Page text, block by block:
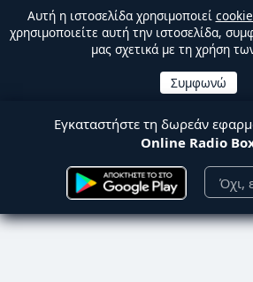
Αυτή η ιστοσελίδα χρησιμοποιεί
χρησιμοποιείτε αυτή την ιστοσελίδα,
μας σχετικά με τη χρήση
Εγκαταστήστε τη δωρεάν
Online Radio
Όχι,